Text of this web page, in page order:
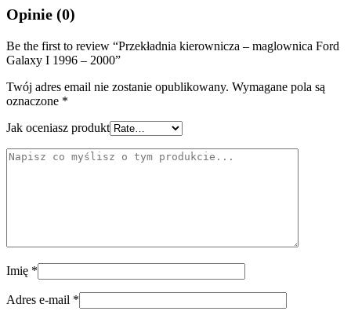
Opinie (0)
Be the first to review “Przekładnia kierownicza – maglownica Ford
Galaxy I 1996 – 2000”
Twój adres email nie zostanie opublikowany. Wymagane pola są
oznaczone *
Jak oceniasz produkt
Imię *
Adres e-mail *